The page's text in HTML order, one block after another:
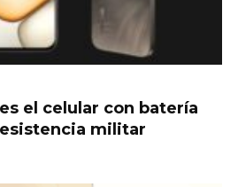
el celular con batería
militar